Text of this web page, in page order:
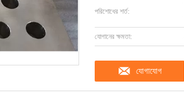
পরিশোধের শর্ত:
যোগানের ক্ষমতা:
যোগাযোগ